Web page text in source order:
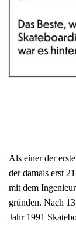
Als einer der
der damals erst
mit dem
gründen. Nach
Jahr 1991